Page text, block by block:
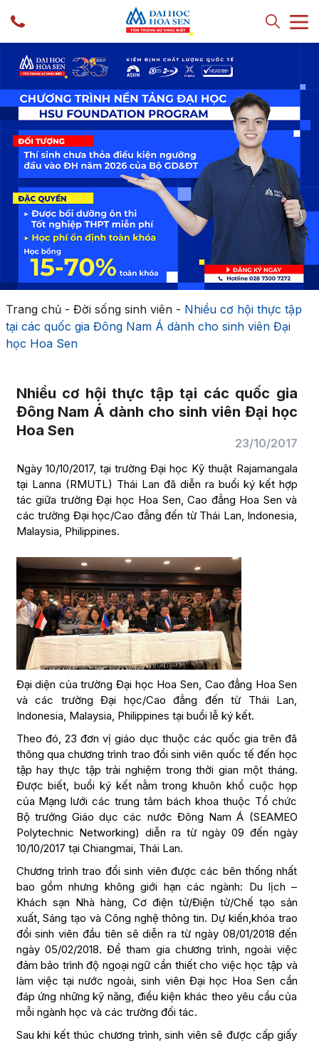
Trang chủ- Đời sống sinh viên- Nhiều cơ hội thực tập
tại các quốc gia Đông Nam Á dành cho sinh viên Đại
học Hoa Sen
Nhiều cơ hội thực tập tại các quốc gia
Đông Nam Á dành cho sinh viên Đại học
Hoa Sen
23/10/2017
Ngày 10/10/2017, tại trường Đại học Kỹ thuật Rajamangala
tại Lanna (RMUTL) Thái Lan đã diễn ra buổi ký kết hợp
tác giữa trường Đại học Hoa Sen, Cao đẳng Hoa Sen và
các trường Đại học/Cao đẳng đến từ Thái Lan, Indonesia,
Malaysia, Philippines.
Đại diện của trường Đại học Hoa Sen, Cao đẳng Hoa Sen
và các trường Đại học/Cao đẳng đến từ Thái Lan,
Indonesia, Malaysia, Philippines tại buổi lễ ký kết.
Theo đó, 23 đơn vị giáo dục thuộc các quốc gia trên đã
thông qua chương trình trao đổi sinh viên quốc tế đến học
tập hay thực tập trải nghiệm trong thời gian một tháng.
Được biết, buổi ký kết nằm trong khuôn khổ cuộc họp
của Mạng lưới các trung tâm bách khoa thuộc Tổ chức
Bộ trưởng Giáo dục các nước Đông Nam Á (SEAMEO
Polytechnic Networking) diễn ra từ ngày 09 đến ngày
10/10/2017 tại Chiangmai, Thái Lan.
Chương trình trao đổi sinh viên được các bên thống nhất
bao gồm nhưng không giới hạn các ngành: Du lịch –
Khách sạn Nhà hàng, Cơ điện tử/Điện tử/Chế tạo sản
xuất, Sáng tạo và Công nghệ thông tin. Dự kiến,khóa trao
đổi sinh viên đầu tiên sẽ diễn ra từ ngày 08/01/2018 đến
ngày 05/02/2018. Để tham gia chương trình, ngoài việc
đảm bảo trình độ ngoại ngữ cần thiết cho việc học tập và
làm việc tại nước ngoài, sinh viên Đại học Hoa Sen cần
đáp ứng những kỹ năng, điều kiện khác theo yêu cầu của
mỗi ngành học và các trường đối tác.
Sau khi kết thúc chương trình, sinh viên sẽ được cấp giấy